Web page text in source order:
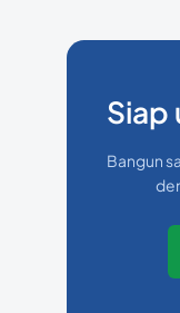
Siap
Bangun